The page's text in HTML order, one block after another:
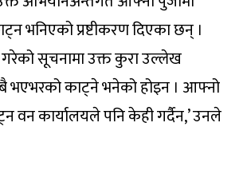
भनिएको प्रष्टीकरण दिएका छन् ।
गरेको सूचनामा उक्त कुरा उल्लेख
भएभरको काट्ने भनेको होइन । आफ्नो
वन कार्यालयले पनि केही गर्दैन,’ उनले